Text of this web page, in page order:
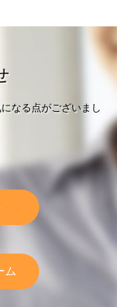
なる点がございまし
ム